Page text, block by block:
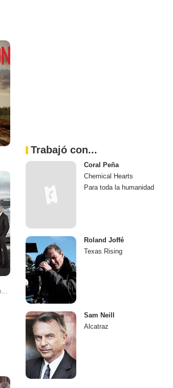
Fecha de estreno desconocida
Trabajó con...
Coral Peña
Chemical Hearts
Para toda la humanidad
Roland Joffé
Texas Rising
Sam Neill
Alcatraz